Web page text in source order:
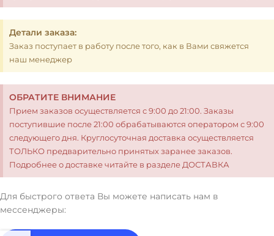
Детали заказа:
Заказ поступает в работу после того, как в Вами свяжется
наш менеджер
ОБРАТИТЕ ВНИМАНИЕ
Прием заказов осуществляется с 9:00 до 21:00. Заказы
поступившие после 21:00 обрабатываются оператором с 9:00
следующего дня. Круглосуточная доставка осуществляется
ТОЛЬКО предварительно принятых заранее заказов.
Подробнее о доставке читайте в разделе ДОСТАВКА
Для быстрого ответа Вы можете написать нам в
мессенджеры: